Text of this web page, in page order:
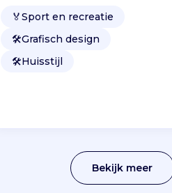
🏅Sport en recreatie
🛠️Grafisch design
🛠️Huisstijl
Bekijk meer